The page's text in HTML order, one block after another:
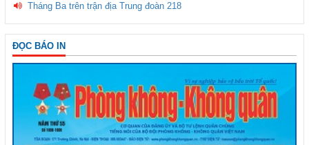
Tháng Ba trên trận địa Trung đoàn 218
ĐỌC BÁO IN